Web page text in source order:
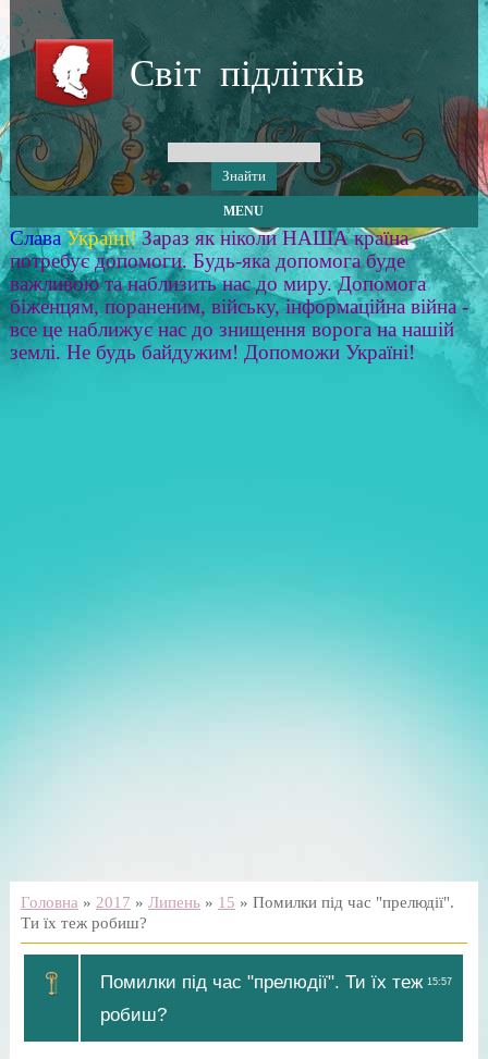
Світ підлітків
MENU
Слава Україні! Зараз як ніколи НАША країна
потребує допомоги. Будь-яка допомога буде
важливою та наблизить нас до миру. Допомога
біженцям, пораненим, війську, інформаційна війна -
все це наближує нас до знищення ворога на нашій
землі. Не будь байдужим! Допоможи Україні!
Головна » 2017 » Липень » 15 » Помилки під час "прелюдії".
Ти їх теж робиш?
15:57
Помилки під час "прелюдії". Ти їх теж
робиш?